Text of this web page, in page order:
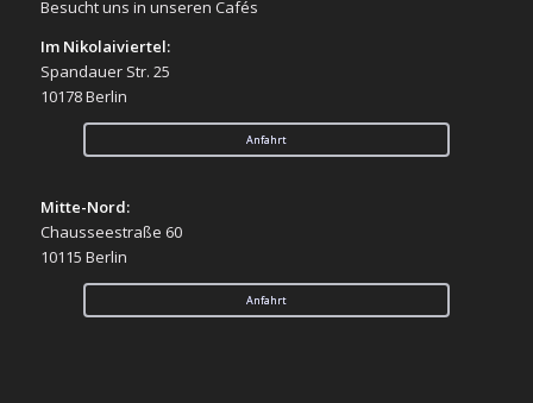
Besucht uns in unseren Cafés
Im Nikolaiviertel:
Spandauer Str. 25
10178 Berlin
Anfahrt
Mitte-Nord:
Chausseestraße 60
10115 Berlin
Anfahrt